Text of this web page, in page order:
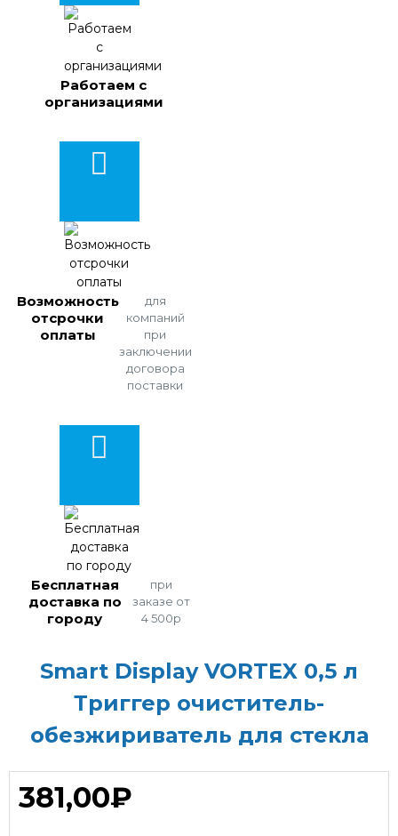
Работаем с
организациями
Возможность
отсрочки
оплаты
для
компаний
при
заключении
договора
поставки
Бесплатная
доставка по
городу
при
заказе от
4 500р
Smart Display VORTEX 0,5 л
Триггер очиститель-
обезжириватель для стекла
381,00₽